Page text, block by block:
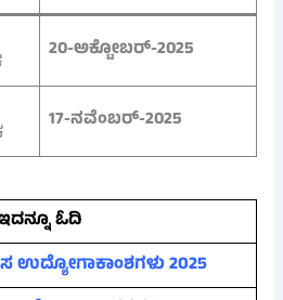
20-ಅಕ್ಟೋಬರ್-2025
17-ನವೆಂಬರ್-2025
ಓದಿ
ಉದ್ಯೋಗಾಕಾಂಶಗಳು 2025